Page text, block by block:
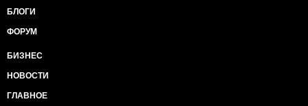
БЛОГИ
ФОРУМ
БИЗНЕС
НОВОСТИ
ГЛАВНОЕ